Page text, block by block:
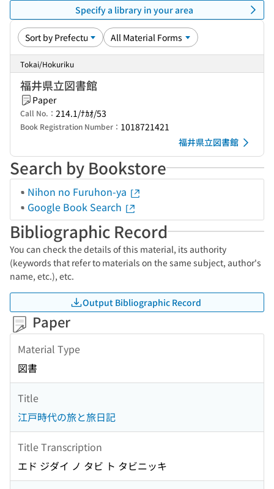
Specify a library in your area
Tokai/Hokuriku
福井県立図書館
Paper
Call No.： 214.1/ﾅｶｵ/53
Book Registration Number： 1018721421
福井県立図書館
Search by Bookstore
Nihon no Furuhon-ya
Google Book Search
Bibliographic Record
You can check the details of this material, its authority
(keywords that refer to materials on the same subject, author's
name, etc.), etc.
Output Bibliographic Record
Paper
Material Type
図書
Title
江戸時代の旅と旅日記
Title Transcription
エド ジダイ ノ タビ ト タビニッキ